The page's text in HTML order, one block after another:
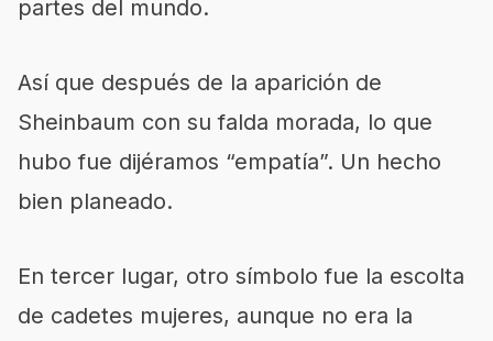
partes del mundo.
Así que después de la aparición de
Sheinbaum con su falda morada, lo que
hubo fue dijéramos “empatía”. Un hecho
bien planeado.
En tercer lugar, otro símbolo fue la escolta
de cadetes mujeres, aunque no era la